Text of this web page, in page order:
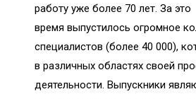
работу уже более 70 лет. За это
время выпустилось огромное
специалистов (более 40 000),
в различных областях своей
деятельности. Выпускники